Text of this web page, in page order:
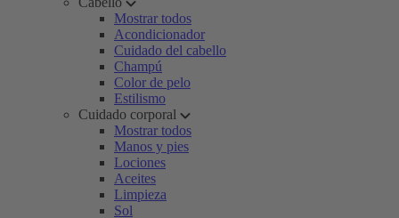
Mostrar todos
Acondicionador
Cuidado del cabello
Champú
Color de pelo
Estilismo
Cuidado corporal
Mostrar todos
Manos y pies
Lociones
Aceites
Limpieza
Sol